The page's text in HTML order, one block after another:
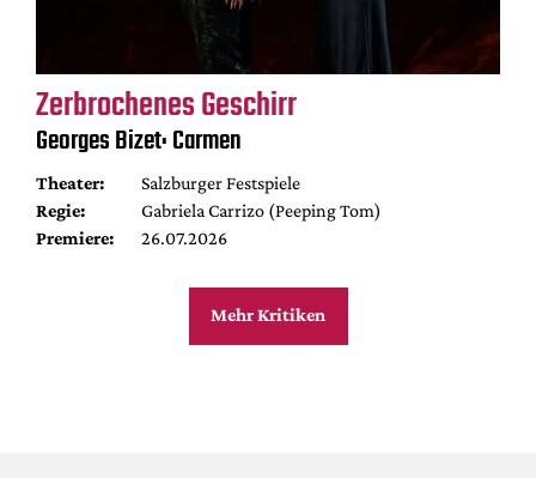
Zerbrochenes Geschirr
Georges Bizet: Carmen
Theater:
Salzburger Festspiele
Regie:
Gabriela Carrizo (Peeping Tom)
Premiere:
26.07.2026
Mehr Kritiken